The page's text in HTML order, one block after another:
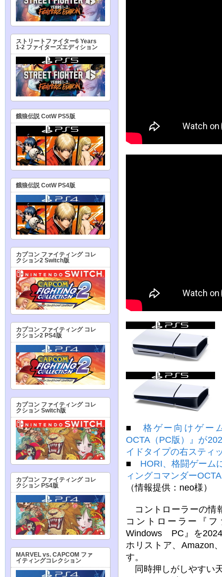
■ 格ゲー向けゲー
OCTA（PC版）』が
イドタイプの右スティ
■ HORI、格闘ゲーム
ィングコマンダー
（情報提供：neo様）
コントローラーの情
コントローラー『
Windows PC』を
ホリストア、Amazon
す。
同時押しがしやすい
ストリートファイター6 Years
1-2 ファイターズエディション
餓狼伝説 CotW PS5版
餓狼伝説 CotW PS4版
カプコン ファイティング コレ
クション2 Switch版
カプコン ファイティング コレ
クション2 PS4版
カプコン ファイティング コレ
クション Switch版
カプコン ファイティング コレ
クション PS4版
MARVEL vs. CAPCOM ファ
イティングコレクション